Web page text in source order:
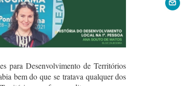
para Desenvolvimento de Territórios
bem do que se tratava qualquer dos